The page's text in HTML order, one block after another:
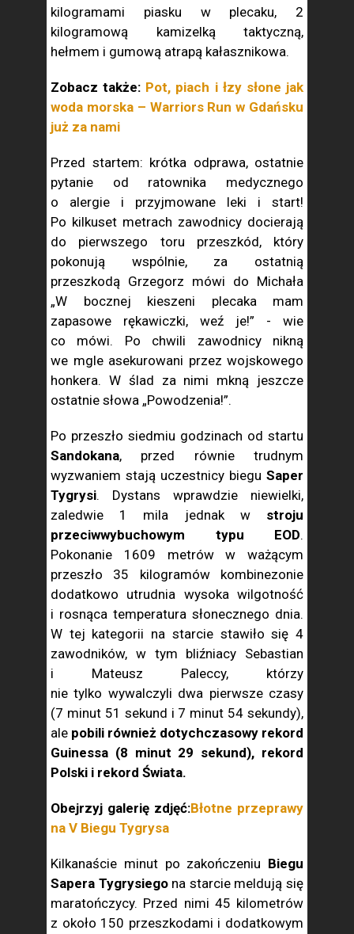
kilogramami piasku w plecaku, 2
kilogramową kamizelką taktyczną,
hełmem i gumową atrapą kałasznikowa.
Zobacz także: Pot, piach i łzy słone jak
woda morska – Warriors Run w Gdańsku
już za nami
Przed startem: krótka odprawa, ostatnie
pytanie od ratownika medycznego
o alergie i przyjmowane leki i start!
Po kilkuset metrach zawodnicy docierają
do pierwszego toru przeszkód, który
pokonują wspólnie, za ostatnią
przeszkodą Grzegorz mówi do Michała
„W bocznej kieszeni plecaka mam
zapasowe rękawiczki, weź je!” - wie
co mówi. Po chwili zawodnicy nikną
we mgle asekurowani przez wojskowego
honkera. W ślad za nimi mkną jeszcze
ostatnie słowa „Powodzenia!”.
Po przeszło siedmiu godzinach od startu
Sandokana, przed równie trudnym
wyzwaniem stają uczestnicy biegu Saper
Tygrysi. Dystans wprawdzie niewielki,
zaledwie 1 mila jednak w stroju
przeciwwybuchowym typu EOD.
Pokonanie 1609 metrów w ważącym
przeszło 35 kilogramów kombinezonie
dodatkowo utrudnia wysoka wilgotność
i rosnąca temperatura słonecznego dnia.
W tej kategorii na starcie stawiło się 4
zawodników, w tym bliźniacy Sebastian
i Mateusz Paleccy, którzy
nie tylko wywalczyli dwa pierwsze czasy
(7 minut 51 sekund i 7 minut 54 sekundy),
ale pobili również dotychczasowy rekord
Guinessa (8 minut 29 sekund), rekord
Polski i rekord Świata.
Obejrzyj galerię zdjęć:Błotne przeprawy
na V Biegu Tygrysa
Kilkanaście minut po zakończeniu Biegu
Sapera Tygrysiegona starcie meldują się
maratończycy. Przed nimi 45 kilometrów
z około 150 przeszkodami i dodatkowym